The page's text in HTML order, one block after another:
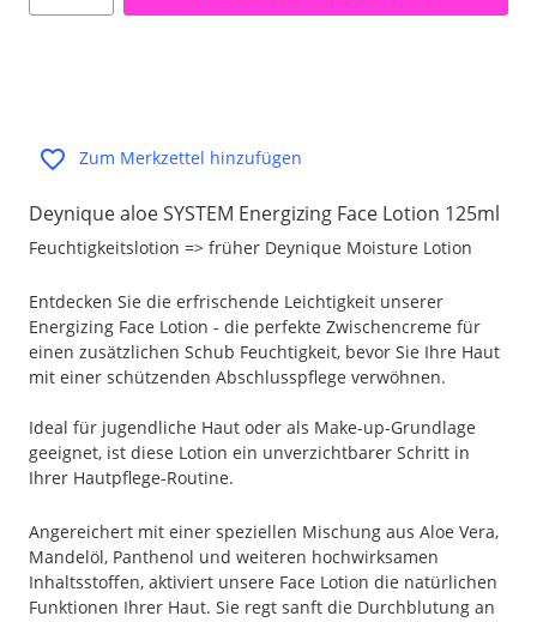
Zum Merkzettel hinzufügen
Deynique aloe SYSTEM Energizing Face Lotion 125ml
Feuchtigkeitslotion => früher Deynique Moisture Lotion
Entdecken Sie die erfrischende Leichtigkeit unserer
Energizing Face Lotion - die perfekte Zwischencreme für
einen zusätzlichen Schub Feuchtigkeit, bevor Sie Ihre Haut
mit einer schützenden Abschlusspflege verwöhnen.
Ideal für jugendliche Haut oder als Make-up-Grundlage
geeignet, ist diese Lotion ein unverzichtbarer Schritt in
Ihrer Hautpflege-Routine.
Angereichert mit einer speziellen Mischung aus Aloe Vera,
Mandelöl, Panthenol und weiteren hochwirksamen
Inhaltsstoffen, aktiviert unsere Face Lotion die natürlichen
Funktionen Ihrer Haut. Sie regt sanft die Durchblutung an